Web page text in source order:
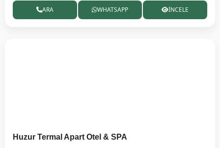
ARA WHATSAPP İNCELE
Huzur Termal Apart Otel & SPA